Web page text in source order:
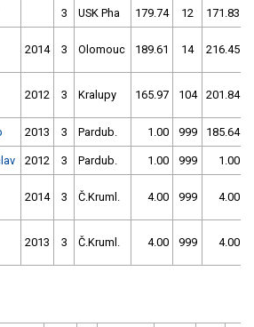
3 USK Pha 179.74 12 171.83
2014 3 Olomouc 189.61 14 216.45
2012 3 Kralupy 165.97 104 201.84
2013 3 Pardub. 1.00 999 185.64
2012 3 Pardub. 1.00 999 1.00
2014 3 Č.Kruml. 4.00 999 4.00
2013 3 Č.Kruml. 4.00 999 4.00